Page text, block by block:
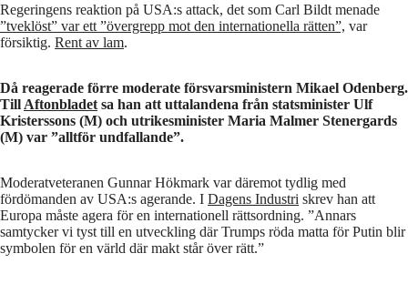
Regeringens reaktion på USA:s attack, det som Carl Bildt menade
”tveklöst” var ett ”övergrepp mot den internationella rätten”, var
försiktig. Rent av lam.
Då reagerade förre moderate försvarsministern Mikael Odenberg.
Till Aftonbladet sa han att uttalandena från statsminister Ulf
Kristerssons (M) och utrikesminister Maria Malmer Stenergards
(M) var ”alltför undfallande”.
Moderatveteranen Gunnar Hökmark var däremot tydlig med
fördömanden av USA:s agerande. I Dagens Industri skrev han att
Europa måste agera för en internationell rättsordning. ”Annars
samtycker vi tyst till en utveckling där Trumps röda matta för Putin blir
symbolen för en värld där makt står över rätt.”